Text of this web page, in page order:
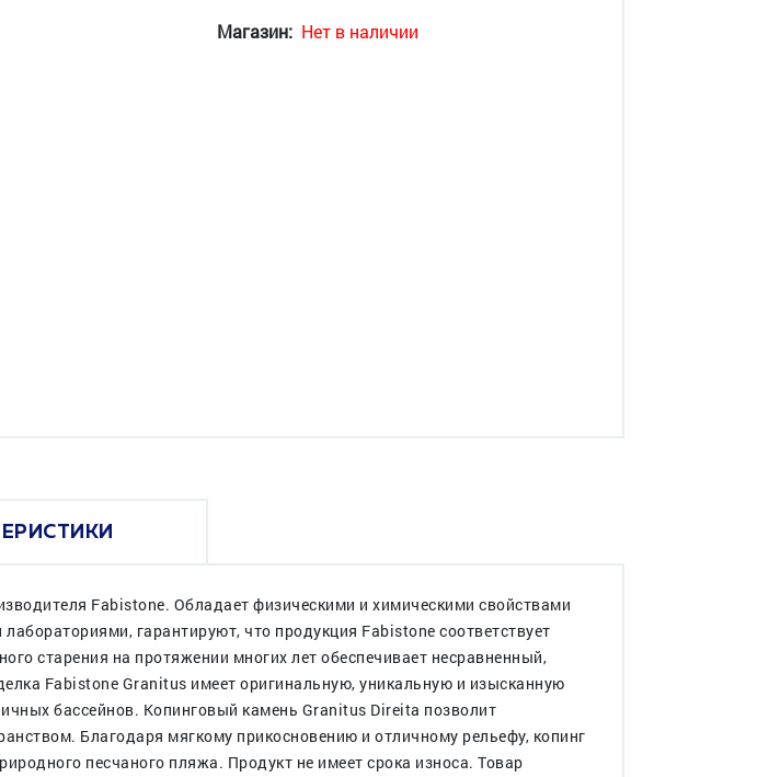
Магазин: Нет в наличии
Fabistone. Обладает физическими и химическими свойствами
гарантируют, что продукция Fabistone соответствует
старения на протяжении многих лет обеспечивает несравненный,
Fabistone Granitus имеет оригинальную, уникальную и изысканную
бассейнов. Копинговый камень Granitus Direita позволит
Благодаря мягкому прикосновению и отличному рельефу, копинг
песчаного пляжа. Продукт не имеет срока износа. Товар